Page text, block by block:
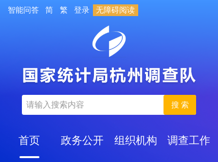
智能问答 简 繁 登录 无障碍阅读
搜 索
首页 政务公开 组织机构 调查工作